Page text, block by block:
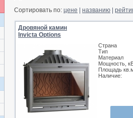
Сортировать по: цене названию
Дровяной камин
Invicta Options
Страна
Тип
Материал
Мощность,
Площадь
Наличие: